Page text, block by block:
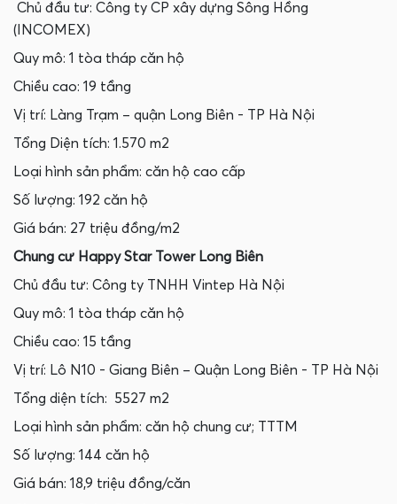
Chủ đầu tư: Công ty CP xây dựng Sông Hồng
(INCOMEX)
Quy mô: 1 tòa tháp căn hộ
Chiều cao: 19 tầng
Vị trí: Làng Trạm – quận Long Biên - TP Hà Nội
Tổng Diện tích: 1.570 m2
Loại hình sản phẩm: căn hộ cao cấp
Số lượng: 192 căn hộ
Giá bán: 27 triệu đồng/m2
Chung cư Happy Star Tower Long Biên
Chủ đầu tư: Công ty TNHH Vintep Hà Nội
Quy mô: 1 tòa tháp căn hộ
Chiều cao: 15 tầng
Vị trí: Lô N10 - Giang Biên – Quận Long Biên - TP Hà Nội
Tổng diện tích: 5527 m2
Loại hình sản phẩm: căn hộ chung cư; TTTM
Số lượng: 144 căn hộ
Giá bán: 18,9 triệu đồng/căn